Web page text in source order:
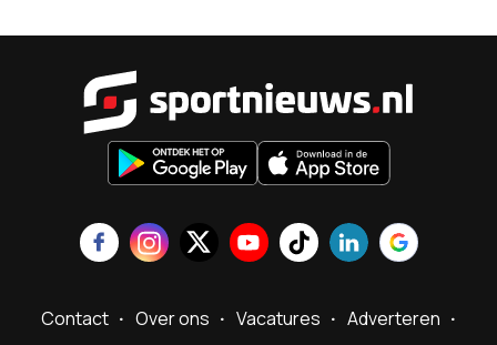
Contact Over ons Vacatures Adverteren